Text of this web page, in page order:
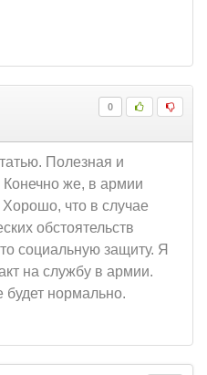
0
Полезная и
же, в армии
Хорошо, что в случае
обстоятельств
социальную защиту. Я
на службу в армии.
будет нормально.